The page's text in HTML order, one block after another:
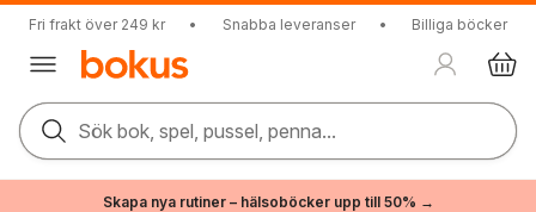
Fri frakt över 249 kr • Snabba leveranser • Billiga böcker
Sök bok, spel, pussel, penna...
Skapa nya rutiner – hälsoböcker upp till 50% →